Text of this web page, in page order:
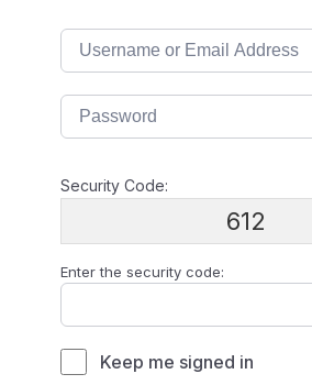
Security Code:
612
Enter the security code:
Keep me signed in